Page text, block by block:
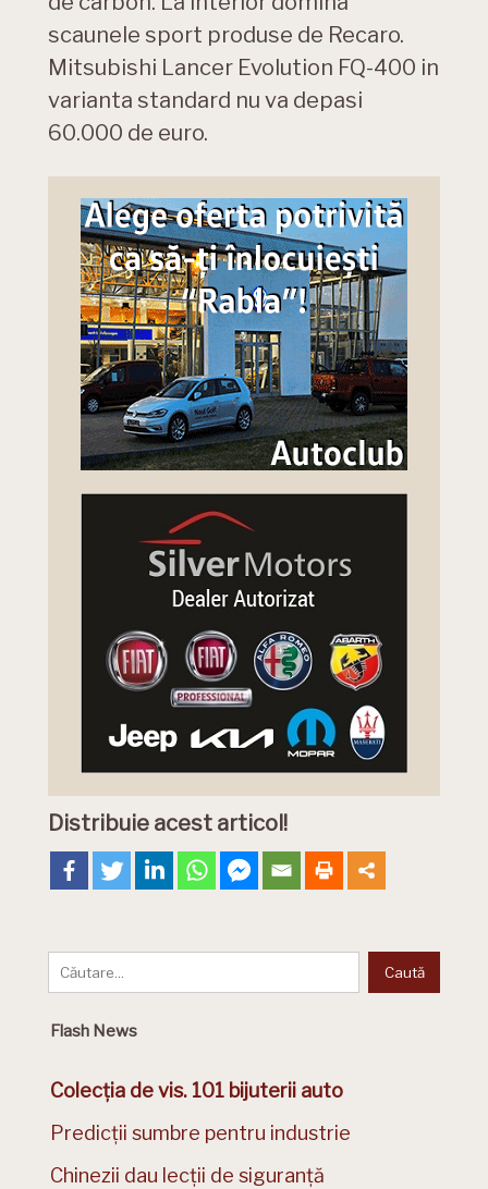
scaunele sport produse de Recaro.
Mitsubishi Lancer Evolution FQ-400 in
varianta standard nu va depasi
60.000 de euro.
Distribuie acest articol!
Flash News
Colecția de vis. 101 bijuterii auto
Predicții sumbre pentru industrie
Chinezii dau lecții de siguranță